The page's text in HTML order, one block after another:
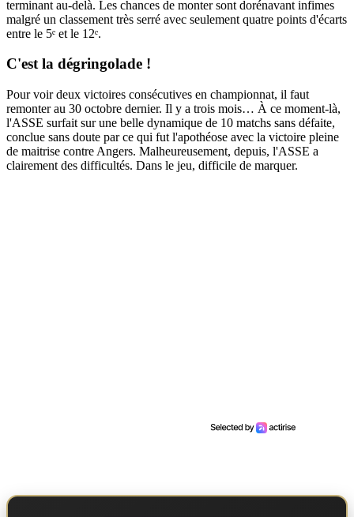
terminant au-delà. Les chances de monter sont dorénavant infimes
malgré un classement très serré avec seulement quatre points d'écarts
entre le 5ᵉ et le 12ᵉ.
C'est la dégringolade !
Pour voir deux victoires consécutives en championnat, il faut
remonter au 30 octobre dernier. Il y a trois mois… À ce moment-là,
l'ASSE surfait sur une belle dynamique de 10 matchs sans défaite,
conclue sans doute par ce qui fut l'apothéose avec la victoire pleine
de maitrise contre Angers. Malheureusement, depuis, l'ASSE a
clairement des difficultés. Dans le jeu, difficile de marquer.